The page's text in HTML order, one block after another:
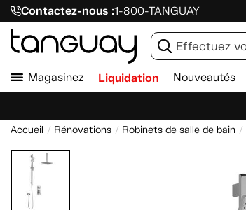
Contactez-nous :1-800-TANGUAY
Magasinez Liquidation Nouveautés
Accueil Rénovations Robinets de salle de bain